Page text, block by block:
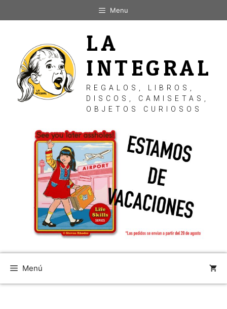
al
Menu
LA
INTEGRAL
REGALOS, LIBROS,
DISCOS, CAMISETAS,
OBJETOS CURIOSOS
Menú